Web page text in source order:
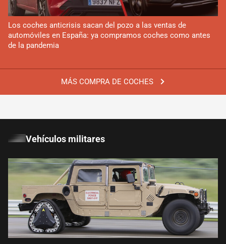
MÁS COMPRA DE COCHES
Los coches anticrisis sacan del pozo a las ventas de
automóviles en España: ya compramos coches como antes
de la pandemia
Vehículos militares